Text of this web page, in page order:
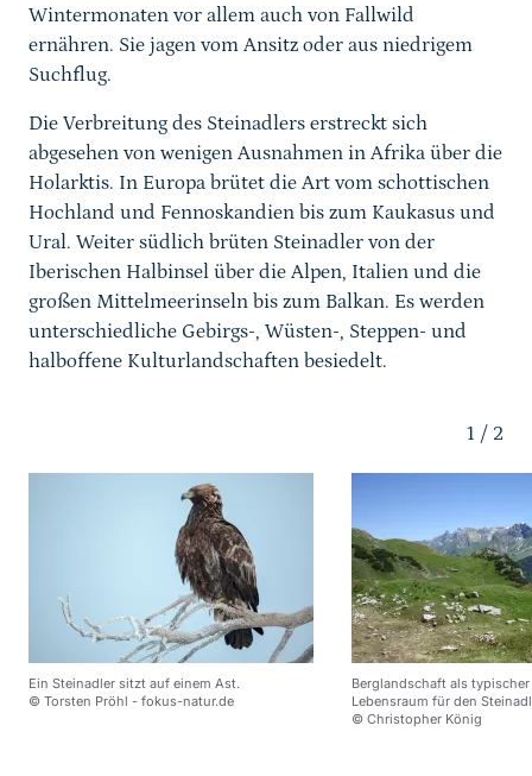
Wintermonaten vor allem auch von Fallwild
ernähren. Sie jagen vom Ansitz oder aus niedrigem
Suchflug.
Die Verbreitung des Steinadlers erstreckt sich
abgesehen von wenigen Ausnahmen in Afrika über die
Holarktis. In Europa brütet die Art vom schottischen
Hochland und Fennoskandien bis zum Kaukasus und
Ural. Weiter südlich brüten Steinadler von der
Iberischen Halbinsel über die Alpen, Italien und die
großen Mittelmeerinseln bis zum Balkan. Es werden
unterschiedliche Gebirgs-, Wüsten-, Steppen- und
halboffene Kulturlandschaften besiedelt.
Karussell Start
1 / 2
Ein Steinadler sitzt auf einem Ast.
© Torsten Pröhl - fokus-natur.de
Berglandschaft als typischer
Lebensraum für den
© Christopher König